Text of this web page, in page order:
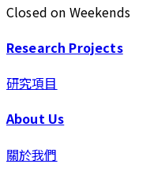
Closed on Weekends
Research Projects
研究項目
About Us
關於我們